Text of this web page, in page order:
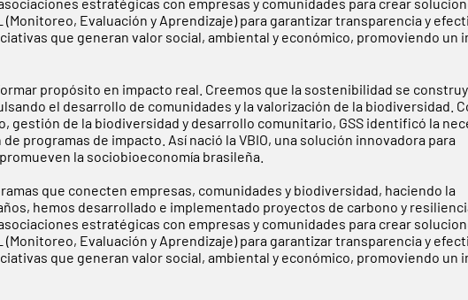
Evaluación y Aprendizaje) para garantizar transparencia y
que generan valor social, ambiental y económico, promoviendo un
propósito en impacto real. Creemos que la sostenibilidad se
el desarrollo de comunidades y la valorización de la biodiversidad.
gestión de la biodiversidad y desarrollo comunitario, GSS identificó la
programas de impacto. Así nació la VBIO, una solución innovadora para
la sociobioeconomía brasileña.
que conecten empresas, comunidades y biodiversidad, haciendo la
hemos desarrollado e implementado proyectos de carbono y
estratégicas con empresas y comunidades para crear
Evaluación y Aprendizaje) para garantizar transparencia y
que generan valor social, ambiental y económico, promoviendo un